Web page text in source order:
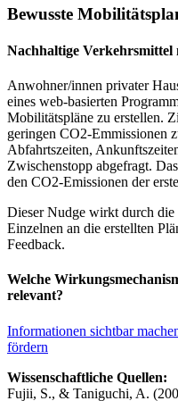
Bewusste
Nachhaltige Verkehrsmittel
Anwohner/innen privater
eines web-basierten
Mobilitätspläne zu erstellen.
geringen CO2-Emmissionen
Abfahrtszeiten,
Zwischenstopp abgefragt.
den CO2-Emissionen der
Dieser Nudge wirkt durch die
Einzelnen an die erstellten
Feedback.
Welche
relevant?
Informationen sichtbar
fördern
Wissenschaftliche Quellen:
Fujii, S., & Taniguchi, A.